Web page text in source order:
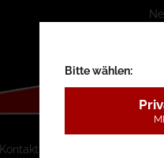
Kontakt
Bitte wählen: